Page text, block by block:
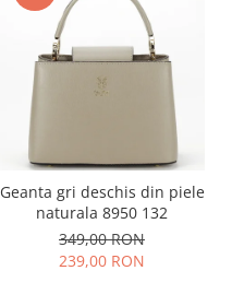
Geanta gri deschis din piele
naturala 8950 132
349,00 RON
239,00 RON